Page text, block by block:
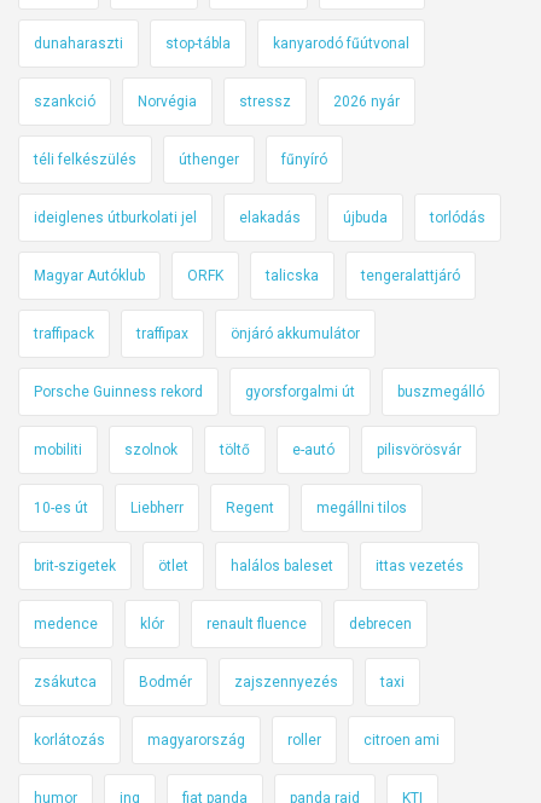
dunaharaszti stop-tábla kanyarodó fűútvonal
szankció Norvégia stressz 2026 nyár
téli felkészülés úthenger fűnyíró
ideiglenes útburkolati jel elakadás újbuda torlódás
Magyar Autóklub ORFK talicska tengeralattjáró
traffipack traffipax önjáró akkumulátor
Porsche Guinness rekord gyorsforgalmi út buszmegálló
mobiliti szolnok töltő e-autó pilisvörösvár
10-es út Liebherr Regent megállni tilos
brit-szigetek ötlet halálos baleset ittas vezetés
medence klór renault fluence debrecen
zsákutca Bodmér zajszennyezés taxi
korlátozás magyarország roller citroen ami
humor ing fiat panda panda raid KTI